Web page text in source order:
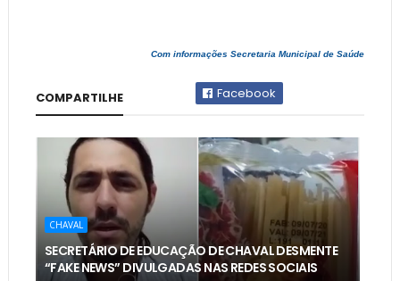
Com informações Secretaria Municipal de Saúde
COMPARTILHE Facebook
CHAVAL
SECRETÁRIO DE EDUCAÇÃO DE CHAVAL DESMENTE
“FAKE NEWS” DIVULGADAS NAS REDES SOCIAIS